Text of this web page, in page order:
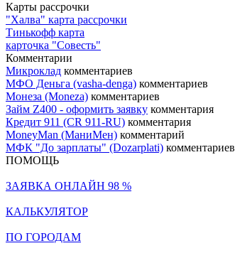
Карты рассрочки
"Халва" карта рассрочки
Тинькофф карта
карточка "Совесть"
Комментарии
Микроклад комментариев
МФО Деньга (vasha-denga) комментариев
Монеза (Moneza) комментариев
Займ Z400 - оформить заявку комментария
Кредит 911 (CR 911-RU) комментария
MoneyMan (МаниМен) комментарий
МФК "До зарплаты" (Dozarplati) комментариев
ПОМОЩЬ
ЗАЯВКА ОНЛАЙН 98 %
КАЛЬКУЛЯТОР
ПО ГОРОДАМ